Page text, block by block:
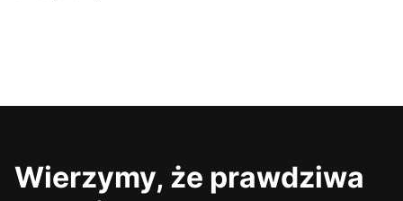
Wierzymy, że prawdziwa